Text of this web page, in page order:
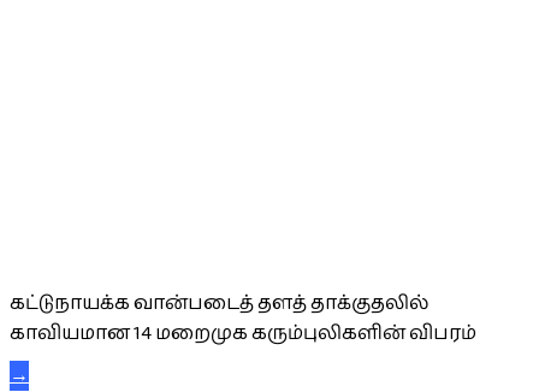
கட்டுநாயக்க வான்படைத் தளத் தாக்குதலில்
காவியமான 14 மறைமுக கரும்புலிகளின் விபரம்
→